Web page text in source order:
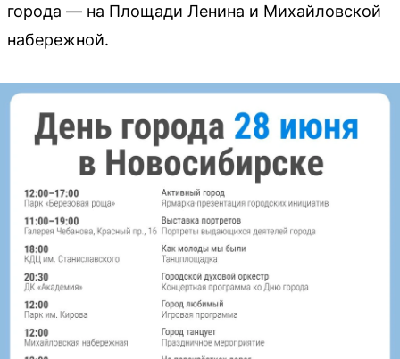
города — на Площади Ленина и Михайловской
набережной.